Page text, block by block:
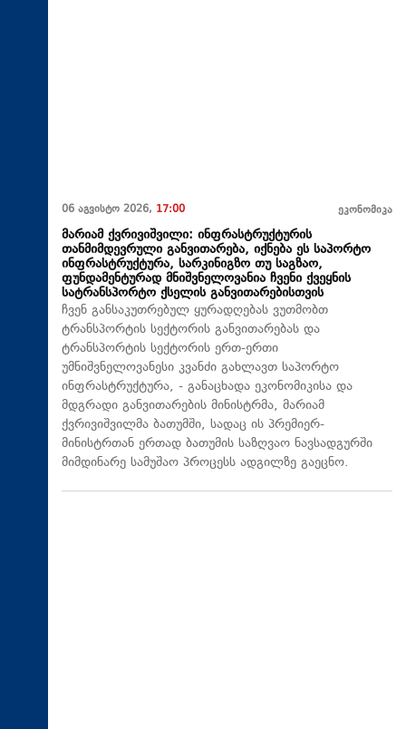
06 აგვისტო 2026, 17:00 ეკონომიკა
მარიამ ქვრივიშვილი: ინფრასტრუქტურის
თანმიმდევრული განვითარება, იქნება ეს საპორტო
ინფრასტრუქტურა, სარკინიგზო თუ საგზაო,
ფუნდამენტურად მნიშვნელოვანია ჩვენი ქვეყნის
სატრანსპორტო ქსელის განვითარებისთვის
ჩვენ განსაკუთრებულ ყურადღებას ვუთმობთ
ტრანსპორტის სექტორის განვითარებას და
ტრანსპორტის სექტორის ერთ-ერთი
უმნიშვნელოვანესი კვანძი გახლავთ საპორტო
ინფრასტრუქტურა, - განაცხადა ეკონომიკისა და
მდგრადი განვითარების მინისტრმა, მარიამ
ქვრივიშვილმა ბათუმში, სადაც ის პრემიერ-
მინისტრთან ერთად ბათუმის საზღვაო ნავსადგურში
მიმდინარე სამუშაო პროცესს ადგილზე გაეცნო.